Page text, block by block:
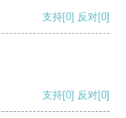
支持[0] 反对[0]
支持[0] 反对[0]